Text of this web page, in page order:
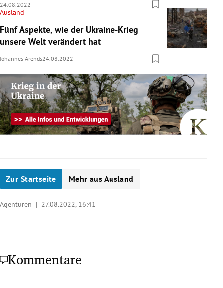
24.08.2022
Ausland
Fünf Aspekte, wie der Ukraine-Krieg
unsere Welt verändert hat
Johannes Arends24.08.2022
Zur Startseite Mehr aus Ausland
Agenturen | 27.08.2022, 16:41
Kommentare